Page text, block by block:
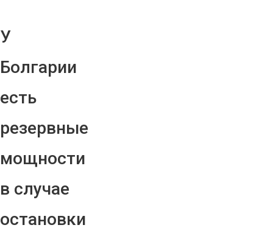
У
Болгарии
есть
резервные
мощности
в случае
остановки